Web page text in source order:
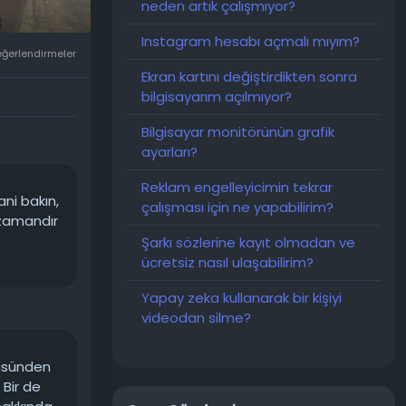
en
Take-
yaşandı.
etti.
Grand
öne
bakın,
de
neden artık çalışmıyor?
Instagram hesabı açmalı mıyım?
Ekran kartını değiştirdikten sonra
bilgisayarım açılmıyor?
Bilgisayar monitörünün grafik
ayarları?
Reklam engelleyicimin tekrar
çalışması için ne yapabilirim?
Şarkı sözlerine kayıt olmadan ve
ücretsiz nasıl ulaşabilirim?
Yapay zeka kullanarak bir kişiyi
videodan silme?